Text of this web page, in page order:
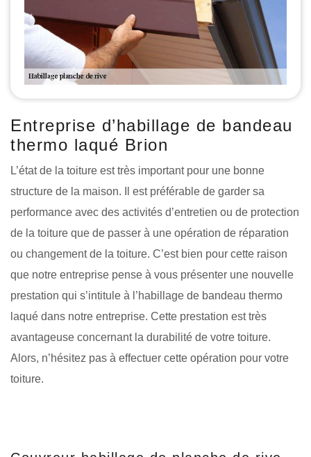
Entreprise d’habillage de bandeau
thermo laqué Brion
L’état de la toiture est très important pour une bonne
structure de la maison. Il est préférable de garder sa
performance avec des activités d’entretien ou de protection
de la toiture que de passer à une opération de réparation
ou changement de la toiture. C’est bien pour cette raison
que notre entreprise pense à vous présenter une nouvelle
prestation qui s’intitule à l’habillage de bandeau thermo
laqué dans notre entreprise. Cette prestation est très
avantageuse concernant la durabilité de votre toiture.
Alors, n’hésitez pas à effectuer cette opération pour votre
toiture.